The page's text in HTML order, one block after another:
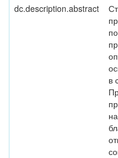
dc.description.abstract
в